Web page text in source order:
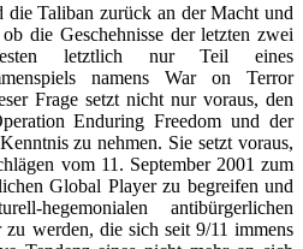
die Taliban zurück an der Macht und
die Geschehnisse der letzten zwei
letztlich nur Teil eines
namens War on Terror
Frage setzt nicht nur voraus, den
Enduring Freedom und der
zu nehmen. Sie setzt voraus,
vom 11. September 2001 zum
Global Player zu begreifen und
hegemonialen antibürgerlichen
werden, die sich seit 9/11 immens